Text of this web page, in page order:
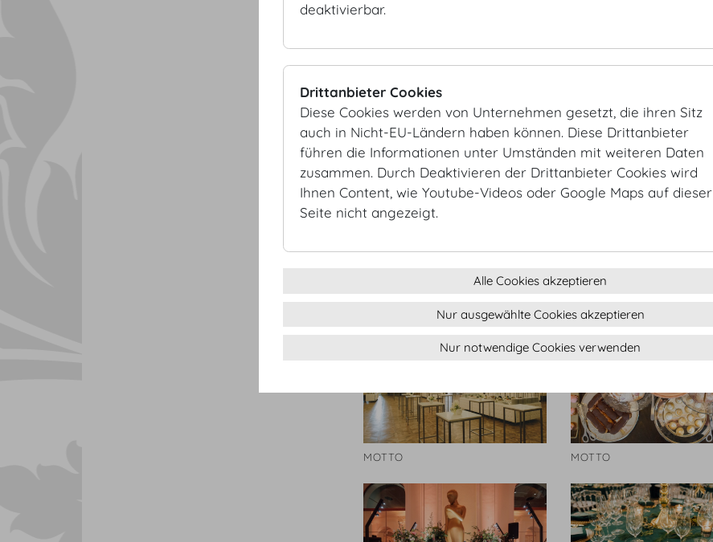
MOTTO
DO & CO
MOTTO MOTTO
deaktivierbar.
Drittanbieter Cookies
Diese Cookies werden von Unternehmen gesetzt, die ihren Sitz
auch in Nicht-EU-Ländern haben können. Diese Drittanbieter
führen die Informationen unter Umständen mit weiteren Daten
zusammen. Durch Deaktivieren der Drittanbieter Cookies wird
Ihnen Content, wie Youtube-Videos oder Google Maps auf dieser
Seite nicht angezeigt.
Alle Cookies akzeptieren
Nur ausgewählte Cookies akzeptieren
Nur notwendige Cookies verwenden